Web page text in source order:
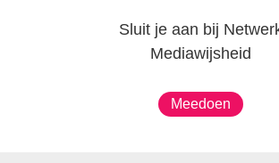
Sluit je aan bij
Mediawijsheid
Meedoen